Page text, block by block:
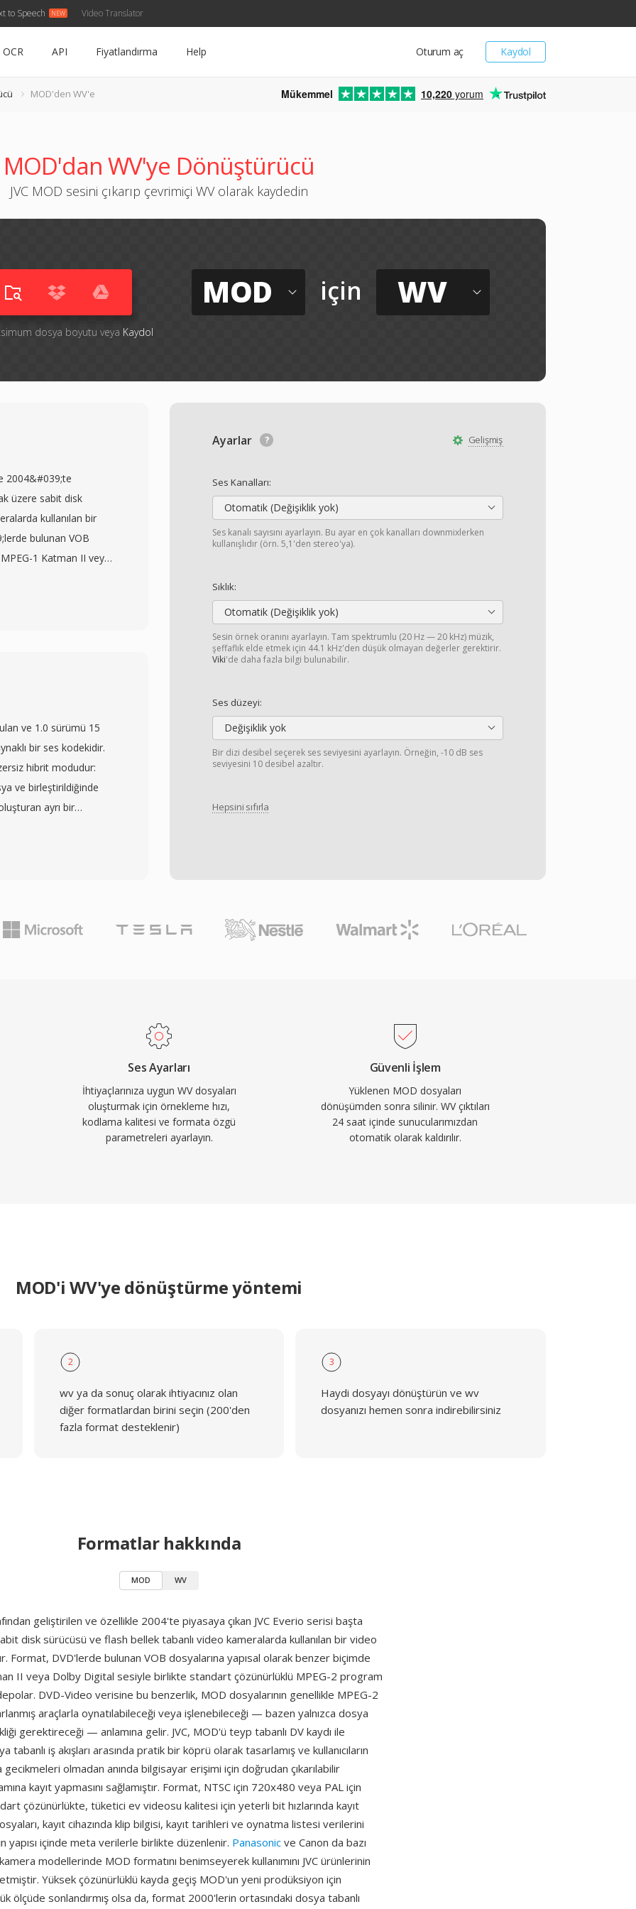
to Speech Video Translator
Kaydol
Oturum aç
OCR API Fiyatlandırma Help
MOD'den WV'e Mükemmel 10,220 yorum
MOD'dan WV'ye Dönüştürücü
JVC MOD sesini çıkarıp çevrimiçi WV olarak kaydedin
dosya boyutu veya Kaydol
MOD için WV
Gelişmiş
Ayarlar
Ses Kanalları:
Otomatik (Değişiklik yok)
Ses kanalı sayısını ayarlayın. Bu ayar en çok kanalları downmixlerken
kullanışlıdır (örn. 5,1'den stereo'ya).
Sıklık:
Otomatik (Değişiklik yok)
Sesin örnek oranını ayarlayın. Tam spektrumlu (20 Hz — 20 kHz) müzik,
şeffaflık elde etmek için 44.1 kHz'den düşük olmayan değerler gerektirir.
Viki'de daha fazla bilgi bulunabilir.
Ses düzeyi:
Değişiklik yok
Bir dizi desibel seçerek ses seviyesini ayarlayın. Örneğin, -10 dB ses
seviyesini 10 desibel azaltır.
Hepsini sıfırla
2004&#039;te
üzere sabit disk
kullanılan bir
bulunan VOB
1 Katman II veya
MPEG-2
ve kullanıcıların
yapmasını
PAL için 720x576
için yeterli bit
cihazında klip bilgisi,
bir dizin yapısı
ve Canon da
kamera nesline
ve 1.0 sürümü 15
bir ses kodekidir.
hibrit modudur:
ve birleştirildiğinde
ayrı bir
duyan kullanıcılar
modda
yüzde 40 ila
altında dağıtılır ve
araca entegre
cue
zengin üst veri
bile organizasyon
Ses Ayarları
İhtiyaçlarınıza uygun WV dosyaları
oluşturmak için örnekleme hızı,
kodlama kalitesi ve formata özgü
parametreleri ayarlayın.
Güvenli İşlem
Yüklenen MOD dosyaları
dönüşümden sonra silinir. WV çıktıları
24 saat içinde sunucularımızdan
otomatik olarak kaldırılır.
MOD'i WV'ye dönüştürme yöntemi
2
wv ya da sonuç olarak ihtiyacınız olan
diğer formatlardan birini seçin (200'den
fazla format desteklenir)
3
Haydi dosyayı dönüştürün ve wv
dosyanızı hemen sonra indirebilirsiniz
Formatlar hakkında
MOD WV
geliştirilen ve özellikle 2004'te piyasaya çıkan JVC Everio serisi başta
disk sürücüsü ve flash bellek tabanlı video kameralarda kullanılan bir video
Format, DVD'lerde bulunan VOB dosyalarına yapısal olarak benzer biçimde
II veya Dolby Digital sesiyle birlikte standart çözünürlüklü MPEG-2 program
DVD-Video verisine bu benzerlik, MOD dosyalarının genellikle MPEG-2
araçlarla oynatılabileceği veya işlenebileceği — bazen yalnızca dosya
gerektireceği — anlamına gelir. JVC, MOD'ü teyp tabanlı DV kaydı ile
tabanlı iş akışları arasında pratik bir köprü olarak tasarlamış ve kullanıcıların
olmadan anında bilgisayar erişimi için doğrudan çıkarılabilir
kayıt yapmasını sağlamıştır. Format, NTSC için 720x480 veya PAL için
çözünürlükte, tüketici ev videosu kalitesi için yeterli bit hızlarında kayıt
kayıt cihazında klip bilgisi, kayıt tarihleri ve oynatma listesi verilerini
yapısı içinde meta verilerle birlikte düzenlenir. Panasonic ve Canon da bazı
modellerinde MOD formatını benimseyerek kullanımını JVC ürünlerinin
Yüksek çözünürlüklü kayda geçiş MOD'un yeni prodüksiyon için
ölçüde sonlandırmış olsa da, format 2000'lerin ortasındaki dosya tabanlı